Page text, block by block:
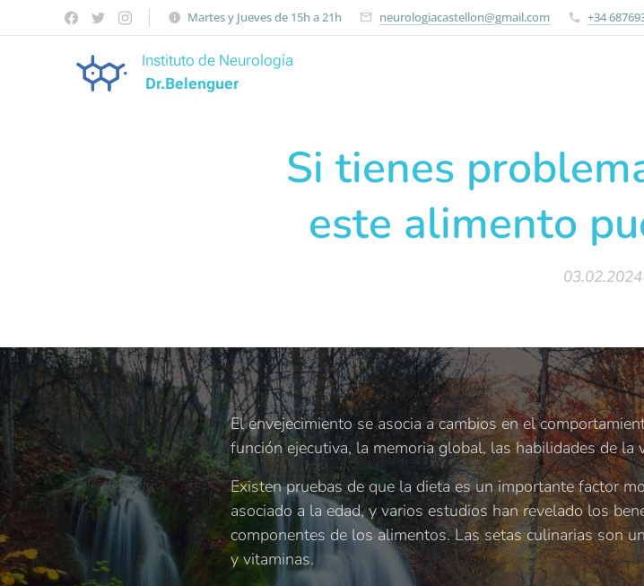
Martes y Jueves de 15h a 21h neurologiacastellon@gmail.com +34
Instituto de Neurología
Dr.Belenguer
Si tienes
este alimento
03.02.2024
El envejecimiento se asocia a cambios en el
función ejecutiva, la memoria global, las habilidades de la
Existen pruebas de que la dieta es un importante factor
asociado a la edad, y varios estudios han revelado los
componentes de los alimentos. Las setas culinarias son
y vitaminas.